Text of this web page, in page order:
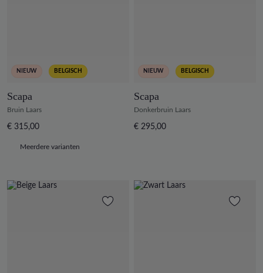
NIEUW BELGISCH
Scapa
Bruin Laars
€ 315,00
Meerdere varianten
NIEUW BELGISCH
Scapa
Donkerbruin Laars
€ 295,00